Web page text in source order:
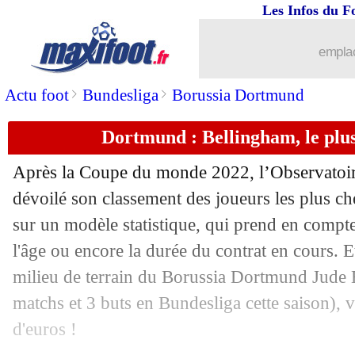
Actu foot> Bundesliga> Borussia Dortmund
Les Infos du
Dortmund : Bellingham, le
Après la Coupe du monde 2022,
dévoilé son classement des joueurs les plus
sur un modèle statistique, qui prend en
l'âge ou encore la durée du contrat en cours.
milieu de terrain du Borussia Dortmund Jude
matchs et 3 buts en Bundesliga cette saison),
d'euros !
: Galtier sent un Neymar investi
05/01 Monaco: Badiashile vendu à
: Laporta juge Dembélé
05/01 OM: Tudor envoie un message à
05/01 PSG : Messi fêté au Parc, Galtier ne
05/01 : Cherki se sent en confiance
05/01 Hyères: l'OM, Boudjellal croit en
05/01 PSG